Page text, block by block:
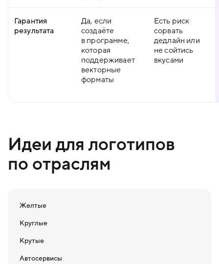
Гарантия
результата
Да, если
создаёте
в программе,
которая
поддерживает
векторные
форматы
Есть риск
сорвать
дедлайн или
не сойтись
вкусами
Идеи для логотипов
по отраслям
Желтые
Круглые
Крутые
Автосервисы